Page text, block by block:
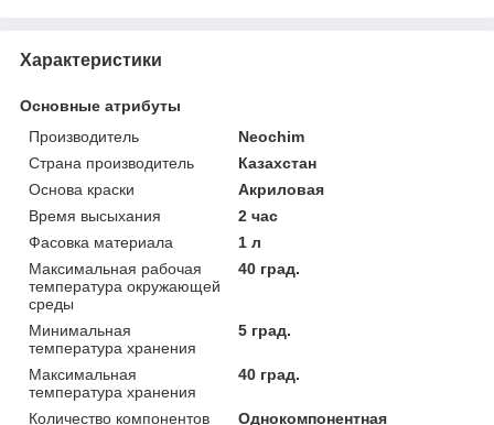
Характеристики
Основные атрибуты
Производитель
Neochim
Страна производитель
Казахстан
Основа краски
Акриловая
Время высыхания
2 час
Фасовка материала
1 л
Максимальная рабочая
температура окружающей
среды
40 град.
Минимальная
температура хранения
5 град.
Максимальная
температура хранения
40 град.
Количество компонентов
Однокомпонентная